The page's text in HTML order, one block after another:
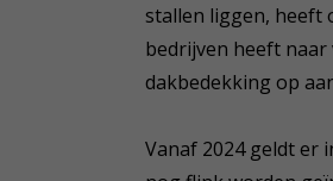
stallen liggen, heeft
bedrijven heeft naar
dakbedekking op
Vanaf 2024 geldt er